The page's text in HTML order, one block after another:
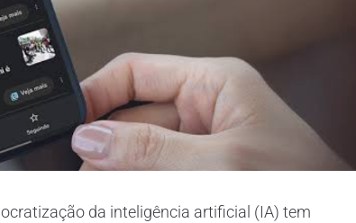
da inteligência artificial (IA) tem